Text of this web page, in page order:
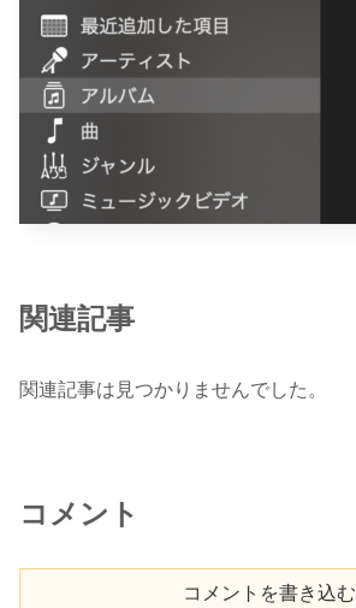
関連記事
関連記事は見つかりませんでした。
コメント
コメントを書き込む